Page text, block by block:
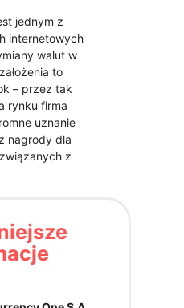
jednym z
internetowych
walut w
to
– przez tak
rynku firma
uznanie
nagrody dla
z